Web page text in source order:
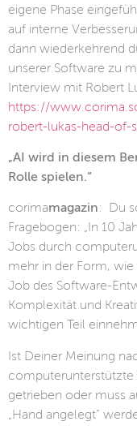
eigene Phase
auf interne
dann wiederkehrend
unserer Software zu
Interview mit Robert
https://
robert-lukas-head-of-
„AI wird in diesem
Rolle spielen.“
corimamagazin: Du
Fragebogen: „In 10
Jobs durch
mehr in der Form,
Job des Software-
Komplexität und
wichtigen Teil
Ist Deiner Meinung
computerunterstützte
getrieben oder muss
„Hand angelegt“